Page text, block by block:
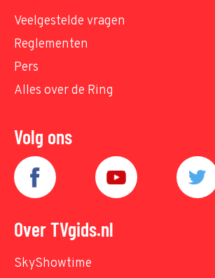
Veelgestelde vragen
Reglementen
Pers
Alles over de Ring
Volg ons
Over TVgids.nl
SkyShowtime